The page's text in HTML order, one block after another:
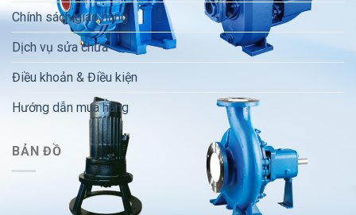
Chính sách giao hàng
Dịch vụ sửa chữa
Điều khoản & Điều kiện
Hướng dẫn mua hàng
BẢN ĐỒ